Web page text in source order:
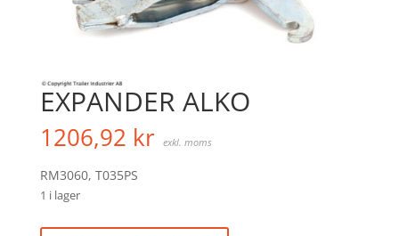
EXPANDER ALKO
1206,92 kr exkl. moms
RM3060, T035PS
1 i lager